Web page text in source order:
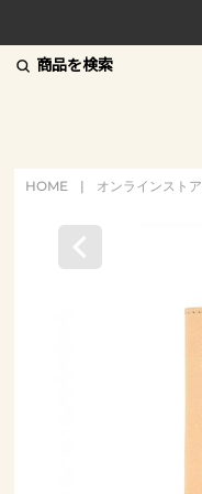
商品を検索
HOME | オンラインストア